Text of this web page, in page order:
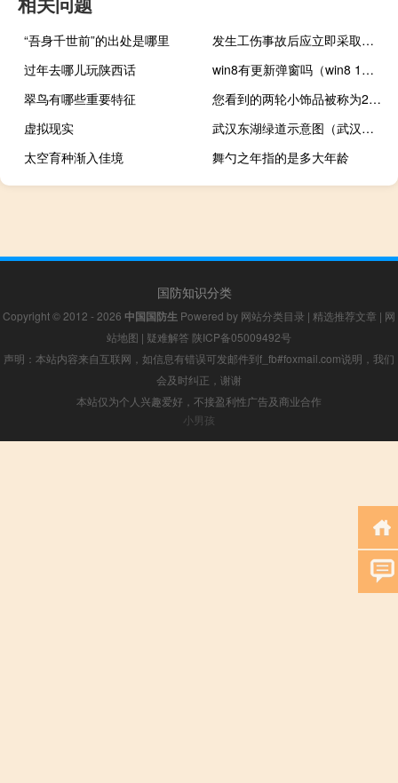
“吾身千世前”的出处是哪里
发生工伤事故后应立即采取哪些措施
过年去哪儿玩陕西话
win8有更新弹窗吗（win8 1推送）
翠鸟有哪些重要特征
您看到的两轮小饰品被称为2021FXSportCarbon4
虚拟现实
武汉东湖绿道示意图（武汉东湖绿道线路图）
太空育种渐入佳境
舞勺之年指的是多大年龄
国防知识分类
Copyright © 2012 - 2026 中国国防生 Powered by 网站分类目录 | 精选推荐文章 | 网
站地图 | 疑难解答 陕ICP备05009492号
声明：本站内容来自互联网，如信息有错误可发邮件到f_fb#foxmail.com说明，我们
会及时纠正，谢谢
本站仅为个人兴趣爱好，不接盈利性广告及商业合作
小男孩